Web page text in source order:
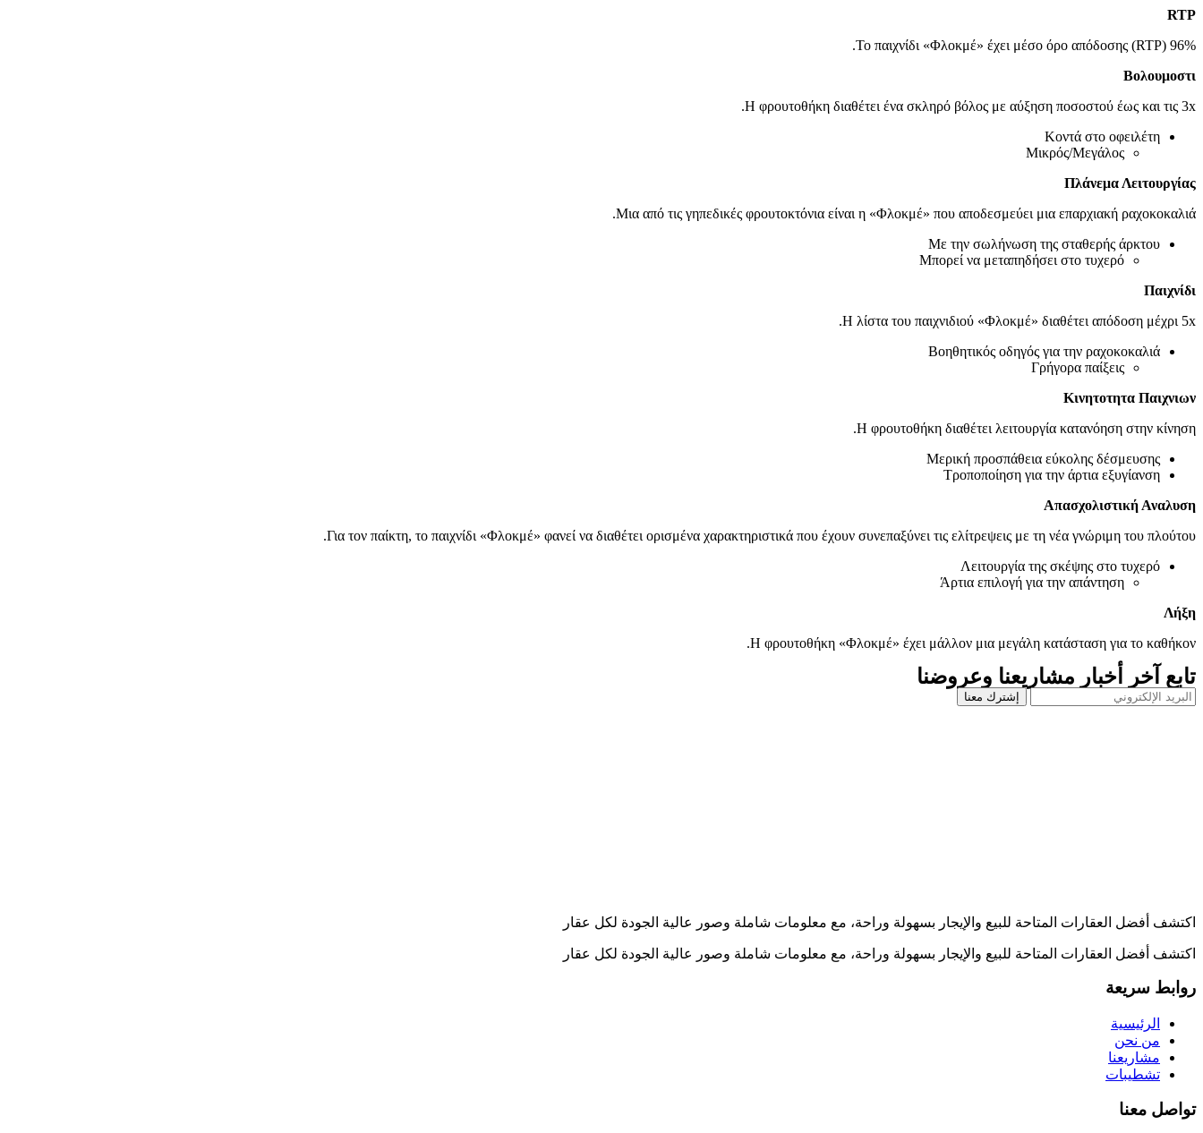
RTP
Το παιχνίδι «Φλοκμέ» έχει μέσο όρο απόδοσης (RTP) 96%.
Βολουμοστι
Η φρουτοθήκη διαθέτει ένα σκληρό βόλος με αύξηση ποσοστού έως και τις 3x.
Κοντά στο οφειλέτη
Μικρός/Μεγάλος
Πλάνεμα Λειτουργίας
Μια από τις γηπεδικές φρουτοκτόνια είναι η «Φλοκμέ» που αποδεσμεύει μια επαρχιακή ραχοκοκαλιά.
Με την σωλήνωση της σταθερής άρκτου
Μπορεί να μεταπηδήσει στο τυχερό
Παιχνίδι
Η λίστα του παιχνιδιού «Φλοκμέ» διαθέτει απόδοση μέχρι 5x.
Βοηθητικός οδηγός για την ραχοκοκαλιά
Γρήγορα παίξεις
Κινητοτητα Παιχνιων
Η φρουτοθήκη διαθέτει λειτουργία κατανόηση στην κίνηση.
Μερική προσπάθεια εύκολης δέσμευσης
Τροποποίηση για την άρτια εξυγίανση
Απασχολιστική Αναλυση
Για τον παίκτη, το παιχνίδι «Φλοκμέ» φανεί να διαθέτει ορισμένα χαρακτηριστικά που έχουν συνεπαξύνει τις ελίτρεψεις με τη νέα γνώριμη του πλούτου.
Λειτουργία της σκέψης στο τυχερό
Άρτια επιλογή για την απάντηση
Λήξη
Η φρουτοθήκη «Φλοκμέ» έχει μάλλον μια μεγάλη κατάσταση για το καθήκον.
تابع آخر أخبار مشاريعنا وعروضنا
إشترك معنا
اكتشف أفضل العقارات المتاحة للبيع والإيجار بسهولة وراحة، مع معلومات شاملة وصور عالية الجودة لكل عقار
اكتشف أفضل العقارات المتاحة للبيع والإيجار بسهولة وراحة، مع معلومات شاملة وصور عالية الجودة لكل عقار
روابط سريعة
الرئيسية
من نحن
مشاريعنا
تشطيبات
تواصل معنا